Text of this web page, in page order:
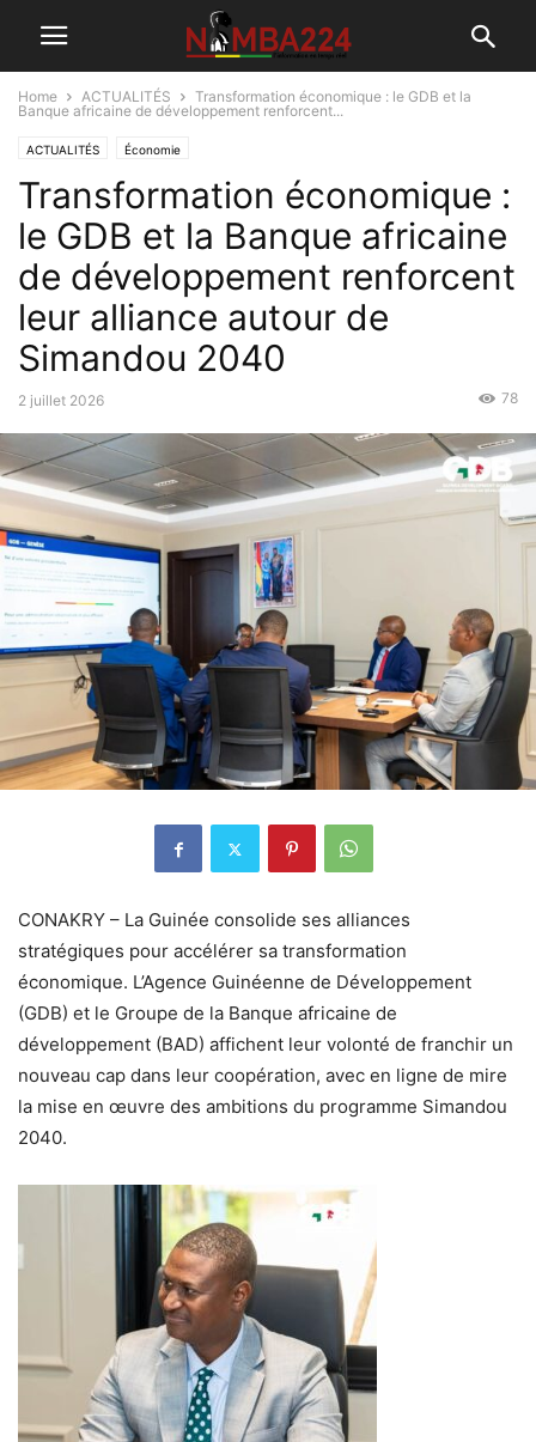
Home ACTUALITÉS
Transformation économique : le GDB et la
Banque africaine de développement renforcent...
ACTUALITÉS Économie
Transformation économique :
le GDB et la Banque africaine
de développement renforcent
leur alliance autour de
Simandou 2040
2 juillet 2026 78
CONAKRY – La Guinée consolide ses alliances
stratégiques pour accélérer sa transformation
économique. L’Agence Guinéenne de Développement
(GDB) et le Groupe de la Banque africaine de
développement (BAD) affichent leur volonté de franchir un
nouveau cap dans leur coopération, avec en ligne de mire
la mise en œuvre des ambitions du programme Simandou
2040.